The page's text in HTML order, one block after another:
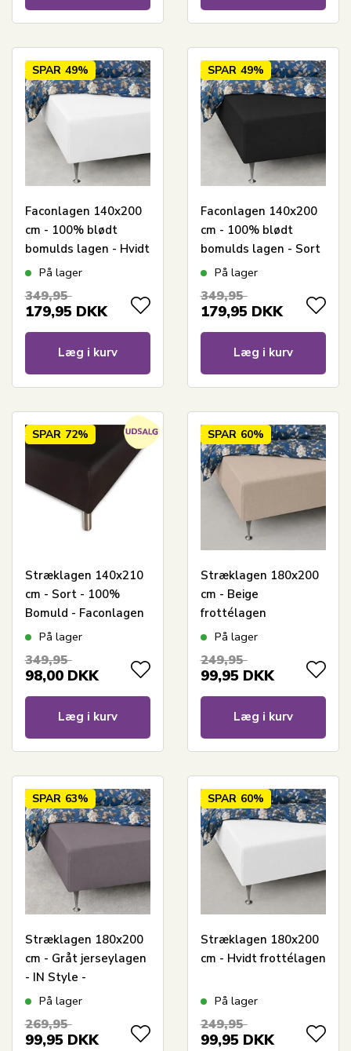
SPAR 49%
Faconlagen 140x200
cm - 100% blødt
bomulds lagen - Hvidt
boxlagen til madras
På lager
349,95
179,95 DKK
Læg i kurv
SPAR 49%
Faconlagen 140x200
cm - 100% blødt
bomulds lagen - Sort
boxlagen til madras
På lager
349,95
179,95 DKK
Læg i kurv
SPAR 72%
Stræklagen 140x210
cm - Sort - 100%
Bomuld - Faconlagen
til madras
På lager
349,95
98,00 DKK
Læg i kurv
SPAR 60%
Stræklagen 180x200
cm - Beige
frottélagen
På lager
249,95
99,95 DKK
Læg i kurv
SPAR 63%
Stræklagen 180x200
cm - Gråt jerseylagen
- IN Style -
Faconlagen til
På lager
269,95
99,95 DKK
SPAR 60%
Stræklagen 180x200
cm - Hvidt frottélagen
På lager
249,95
99,95 DKK